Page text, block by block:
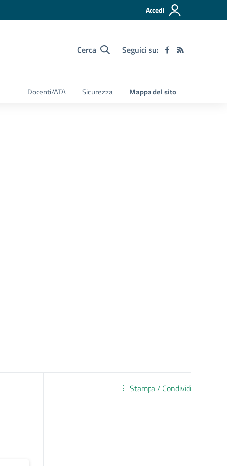
Accedi
Cerca Seguici su:
Docenti/ATA Sicurezza Mappa del sito
Stampa / Condividi